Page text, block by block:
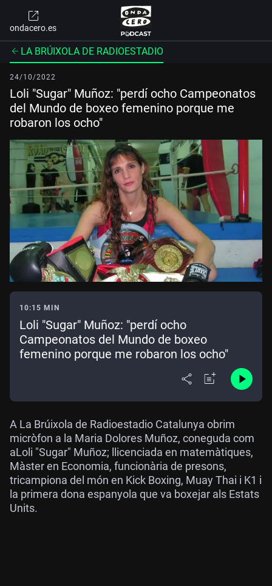
ondacero.es
LA BRÚIXOLA DE RADIOESTADIO
24/10/2022
Loli "Sugar" Muñoz: "perdí ocho Campeonatos
del Mundo de boxeo femenino porque me
robaron los ocho"
10:15 MIN
Loli "Sugar" Muñoz: "perdí ocho
Campeonatos del Mundo de boxeo
femenino porque me robaron los ocho"
A La Brúixola de Radioestadio Catalunya obrim
micròfon a la Maria Dolores Muñoz, coneguda com
aLoli "Sugar" Muñoz; llicenciada en matemàtiques,
Màster en Economia, funcionària de presons,
tricampiona del món en Kick Boxing, Muay Thai i K1 i
la primera dona espanyola que va boxejar als Estats
Units.